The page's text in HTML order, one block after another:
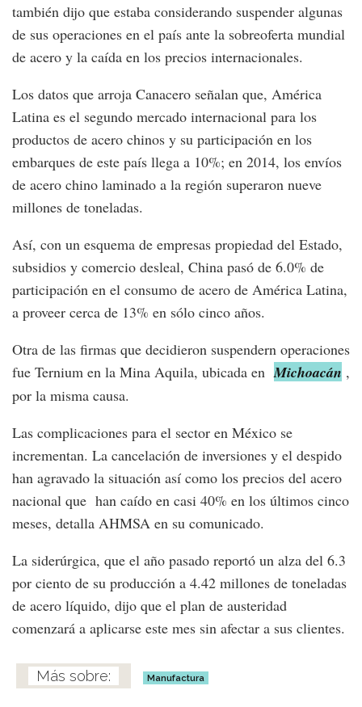
también dijo que estaba considerando suspender algunas
de sus operaciones en el país ante la sobreoferta mundial
de acero y la caída en los precios internacionales.
Los datos que arroja Canacero señalan que, América
Latina es el segundo mercado internacional para los
productos de acero chinos y su participación en los
embarques de este país llega a 10%; en 2014, los envíos
de acero chino laminado a la región superaron nueve
millones de toneladas.
Así, con un esquema de empresas propiedad del Estado,
subsidios y comercio desleal, China pasó de 6.0% de
participación en el consumo de acero de América Latina,
a proveer cerca de 13% en sólo cinco años.
Otra de las firmas que decidieron suspendern operaciones
fue Ternium en la Mina Aquila, ubicada en Michoacán ,
por la misma causa.
Las complicaciones para el sector en México se
incrementan. La cancelación de inversiones y el despido
han agravado la situación así como los precios del acero
nacional que han caído en casi 40% en los últimos cinco
meses, detalla AHMSA en su comunicado.
La siderúrgica, que el año pasado reportó un alza del 6.3
por ciento de su producción a 4.42 millones de toneladas
de acero líquido, dijo que el plan de austeridad
comenzará a aplicarse este mes sin afectar a sus clientes.
Manufactura